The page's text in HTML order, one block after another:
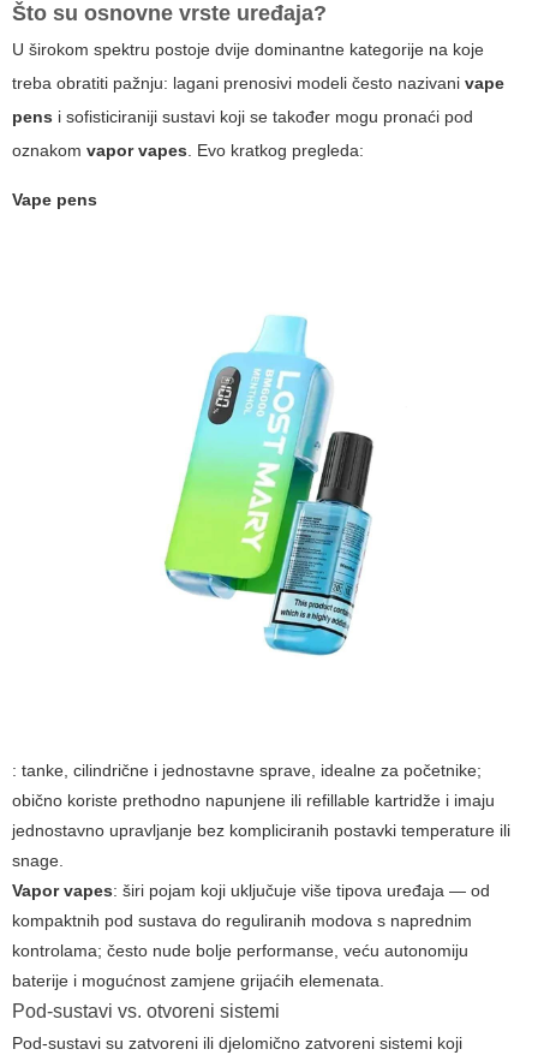
Što su osnovne vrste uređaja?
U širokom spektru postoje dvije dominantne kategorije na koje
treba obratiti pažnju: lagani prenosivi modeli često nazivani vape
pens i sofisticiraniji sustavi koji se također mogu pronaći pod
oznakom vapor vapes. Evo kratkog pregleda:
Vape pens
: tanke, cilindrične i jednostavne sprave, idealne za početnike;
obično koriste prethodno napunjene ili refillable kartridže i imaju
jednostavno upravljanje bez kompliciranih postavki temperature ili
snage.
Vapor vapes: širi pojam koji uključuje više tipova uređaja — od
kompaktnih pod sustava do reguliranih modova s naprednim
kontrolama; često nude bolje performanse, veću autonomiju
baterije i mogućnost zamjene grijaćih elemenata.
Pod-sustavi vs. otvoreni sistemi
Pod-sustavi su zatvoreni ili djelomično zatvoreni sistemi koji